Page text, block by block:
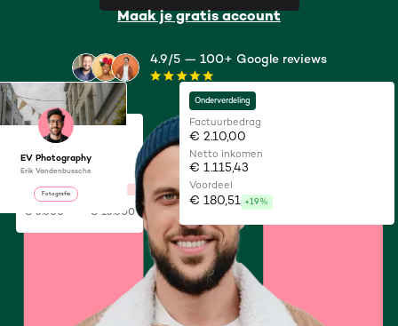
Maak je gratis account
4.9/5 — 100+ Google reviews
Onderverdeling
Factuurbedrag
€ 2.10,00
Netto inkomen
€ 1.115,43
Voordeel
€ 180,51 +19%
Jouw voordeel
20%
€ 5.000 € 15.000
EV Photography
Erik Vandenbussche
Fotografie